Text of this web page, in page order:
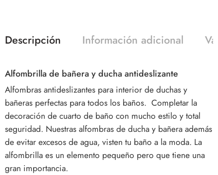
Descripción Información adicional
Alfombrilla de bañera y ducha antideslizante
Alfombras antideslizantes para interior de duchas y
bañeras perfectas para todos los baños. Completar la
decoración de cuarto de baño con mucho estilo y total
seguridad. Nuestras alfombras de ducha y bañera además
de evitar excesos de agua, visten tu baño a la moda. La
alfombrilla es un elemento pequeño pero que tiene una
gran importancia.